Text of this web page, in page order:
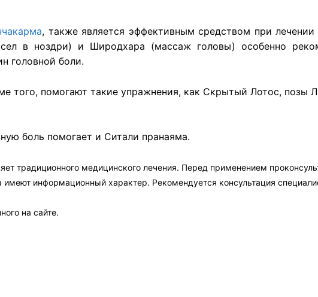
, также является эффективным средством при
в ноздри) и Широдхара (массаж головы) особенно
головной боли.
того, помогают такие упражнения, как Скрытый Лотос, позы
боль помогает и Ситали пранаяма.
традиционного медицинского лечения. Перед применением
имеют информационный характер. Рекомендуется консультация
на сайте.